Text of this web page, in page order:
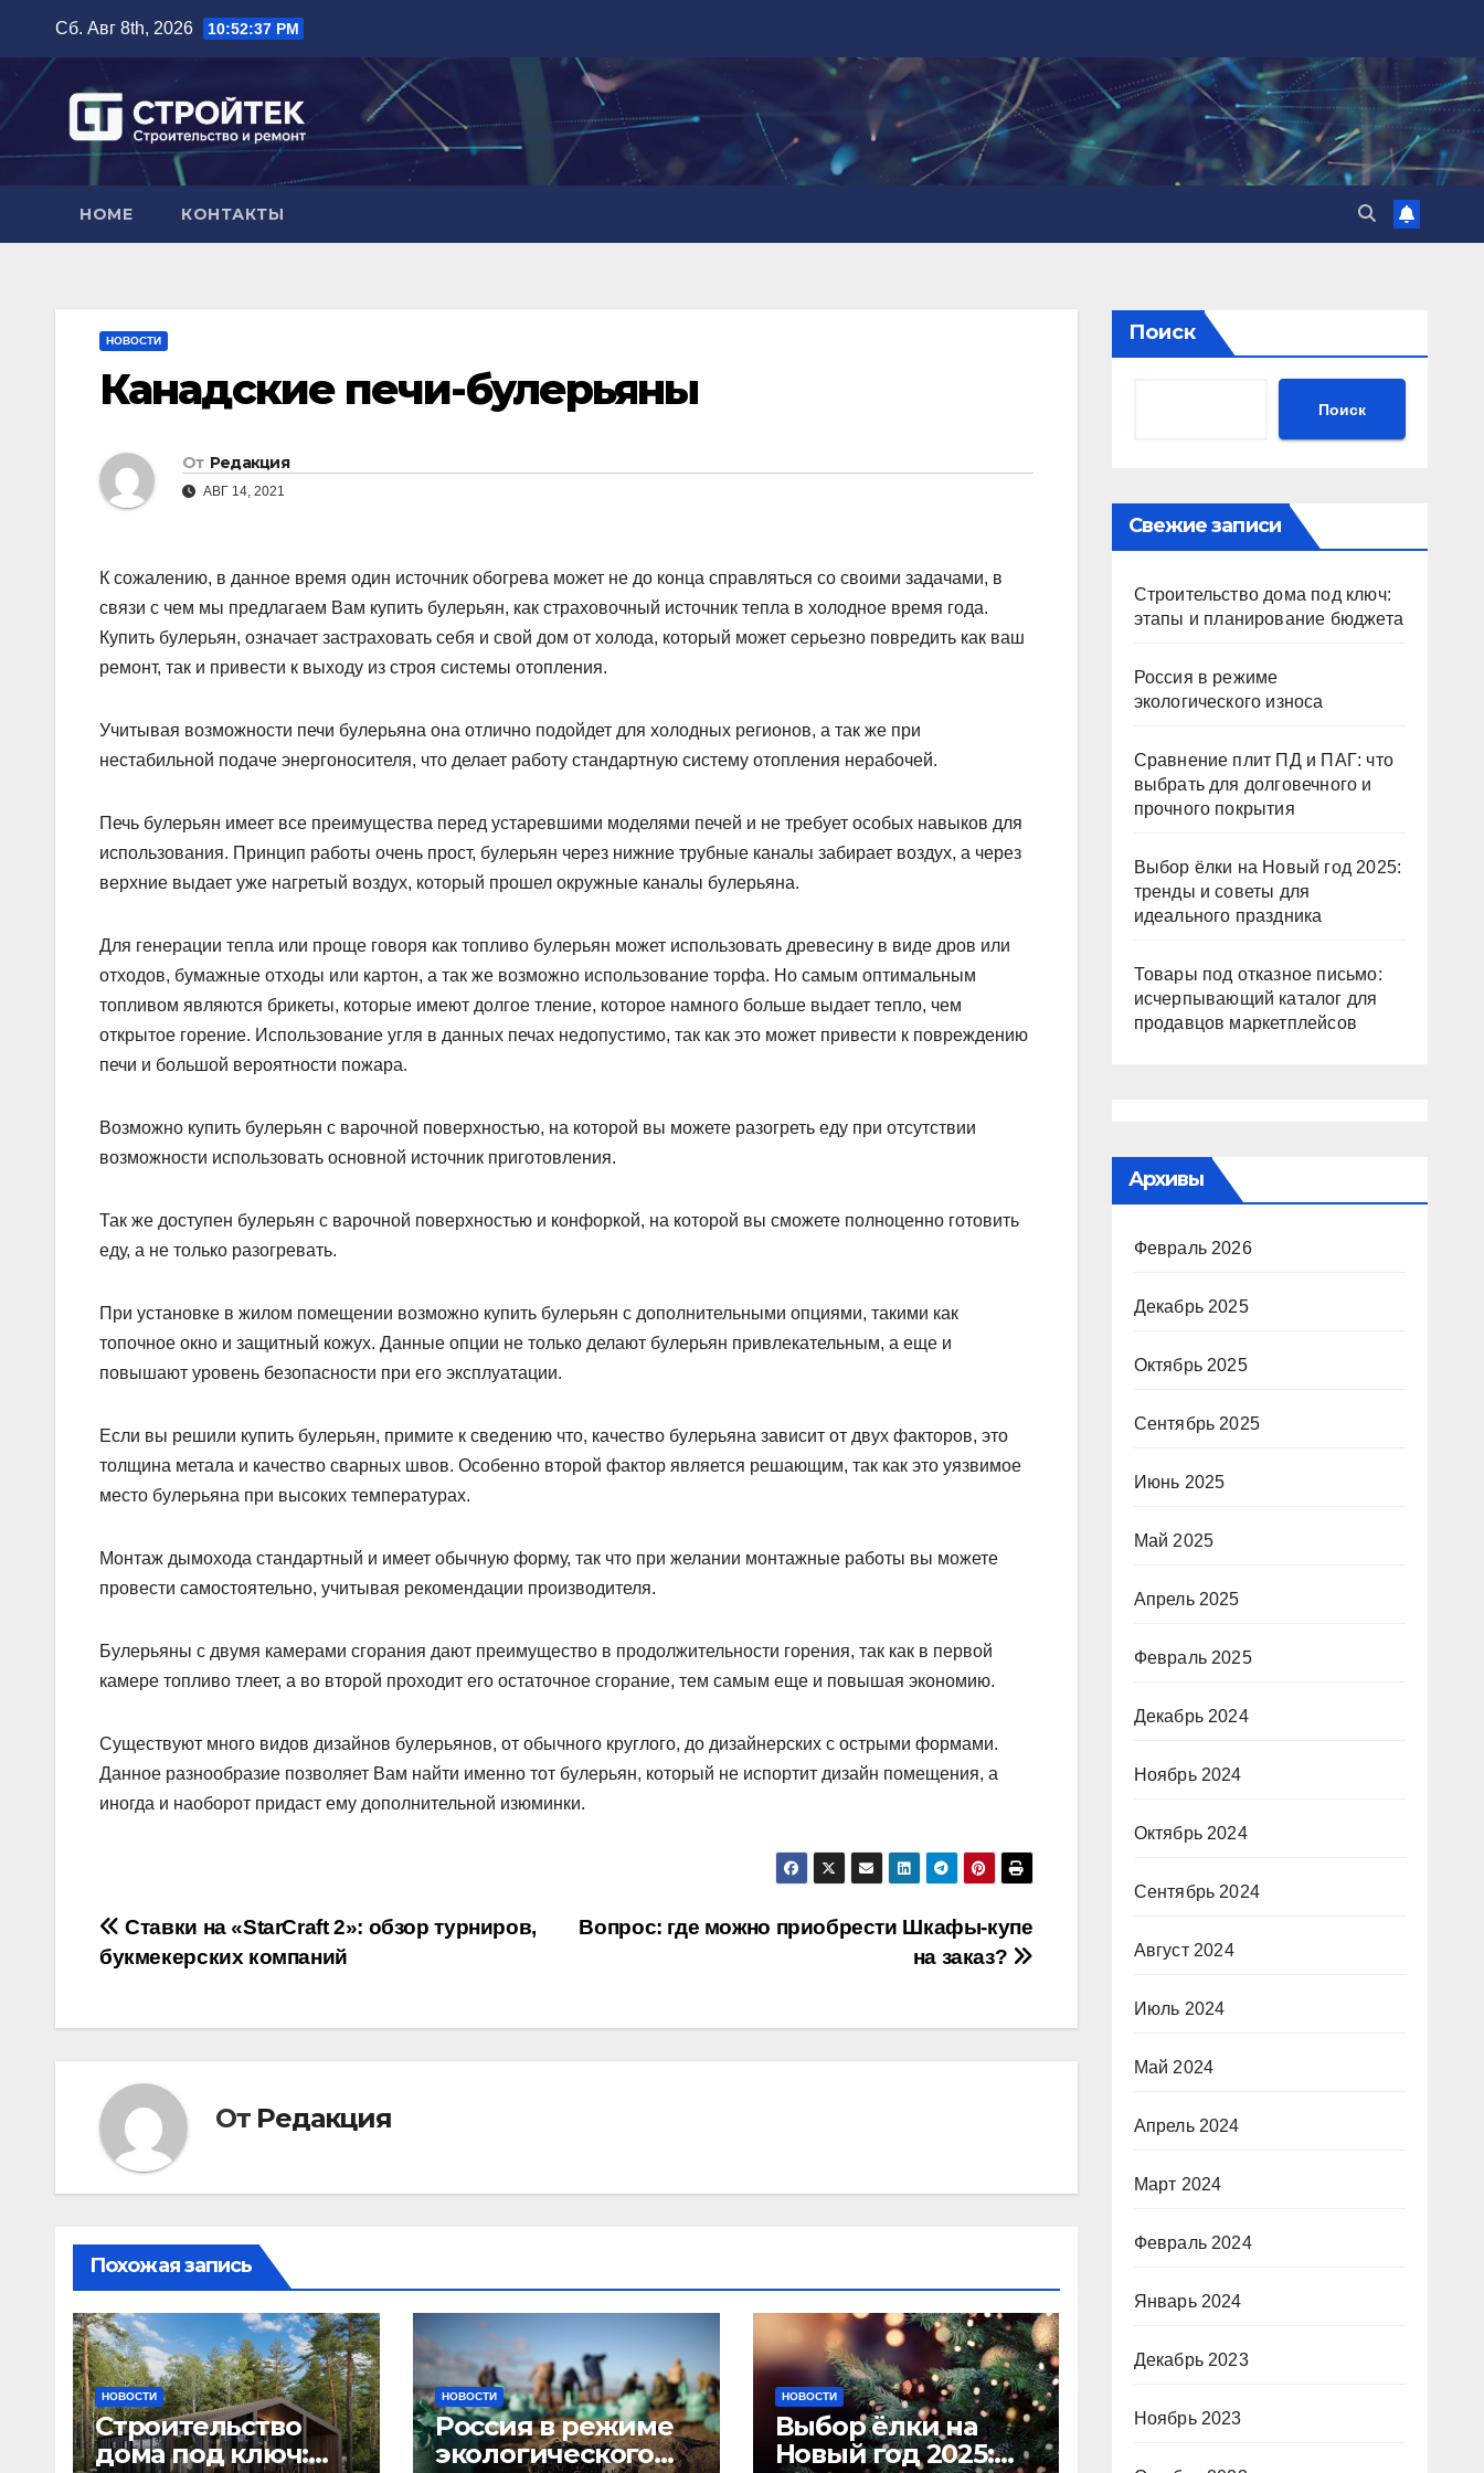
содержимому
Сб. Авг 8th, 2026 10:52:38 PM
HOME КОНТАКТЫ
НОВОСТИ
Канадские печи-булерьяны
От Редакция
АВГ 14, 2021
К сожалению, в данное время один источник обогрева может не до конца справляться со своими задачами, в
связи с чем мы предлагаем Вам купить булерьян, как страховочный источник тепла в холодное время года.
Купить булерьян, означает застраховать себя и свой дом от холода, который может серьезно повредить как ваш
ремонт, так и привести к выходу из строя системы отопления.
Учитывая возможности печи булерьяна она отлично подойдет для холодных регионов, а так же при
нестабильной подаче энергоносителя, что делает работу стандартную систему отопления нерабочей.
Печь булерьян имеет все преимущества перед устаревшими моделями печей и не требует особых навыков для
использования. Принцип работы очень прост, булерьян через нижние трубные каналы забирает воздух, а через
верхние выдает уже нагретый воздух, который прошел окружные каналы булерьяна.
Для генерации тепла или проще говоря как топливо булерьян может использовать древесину в виде дров или
отходов, бумажные отходы или картон, а так же возможно использование торфа. Но самым оптимальным
топливом являются брикеты, которые имеют долгое тление, которое намного больше выдает тепло, чем
открытое горение. Использование угля в данных печах недопустимо, так как это может привести к повреждению
печи и большой вероятности пожара.
Возможно купить булерьян с варочной поверхностью, на которой вы можете разогреть еду при отсутствии
возможности использовать основной источник приготовления.
Так же доступен булерьян с варочной поверхностью и конфоркой, на которой вы сможете полноценно готовить
еду, а не только разогревать.
При установке в жилом помещении возможно купить булерьян с дополнительными опциями, такими как
топочное окно и защитный кожух. Данные опции не только делают булерьян привлекательным, а еще и
повышают уровень безопасности при его эксплуатации.
Если вы решили купить булерьян, примите к сведению что, качество булерьяна зависит от двух факторов, это
толщина метала и качество сварных швов. Особенно второй фактор является решающим, так как это уязвимое
место булерьяна при высоких температурах.
Монтаж дымохода стандартный и имеет обычную форму, так что при желании монтажные работы вы можете
провести самостоятельно, учитывая рекомендации производителя.
Булерьяны с двумя камерами сгорания дают преимущество в продолжительности горения, так как в первой
камере топливо тлеет, а во второй проходит его остаточное сгорание, тем самым еще и повышая экономию.
Существуют много видов дизайнов булерьянов, от обычного круглого, до дизайнерских с острыми формами.
Данное разнообразие позволяет Вам найти именно тот булерьян, который не испортит дизайн помещения, а
иногда и наоборот придаст ему дополнительной изюминки.
Навигация
по
записям
Вопрос: где можно приобрести Шкафы-купе
на заказ?
Ставки на «StarCraft 2»: обзор турниров,
букмекерских компаний
От Редакция
Похожая запись
НОВОСТИ
Строительство
дома под ключ:
НОВОСТИ
Россия в режиме
экологического
НОВОСТИ
Выбор ёлки на
Новый год 2025:
Поиск
Поиск
Свежие записи
Строительство дома под ключ:
этапы и планирование бюджета
Россия в режиме
экологического износа
Сравнение плит ПД и ПАГ: что
выбрать для долговечного и
прочного покрытия
Выбор ёлки на Новый год 2025:
тренды и советы для
идеального праздника
Товары под отказное письмо:
исчерпывающий каталог для
продавцов маркетплейсов
Архивы
Февраль 2026
Декабрь 2025
Октябрь 2025
Сентябрь 2025
Июнь 2025
Май 2025
Апрель 2025
Февраль 2025
Декабрь 2024
Ноябрь 2024
Октябрь 2024
Сентябрь 2024
Август 2024
Июль 2024
Май 2024
Апрель 2024
Март 2024
Февраль 2024
Январь 2024
Декабрь 2023
Ноябрь 2023